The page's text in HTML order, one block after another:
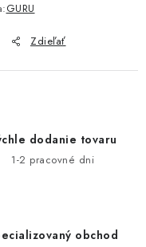
GURU
Zdieľať
dodanie tovaru
1-2 pracovné dni
obchod